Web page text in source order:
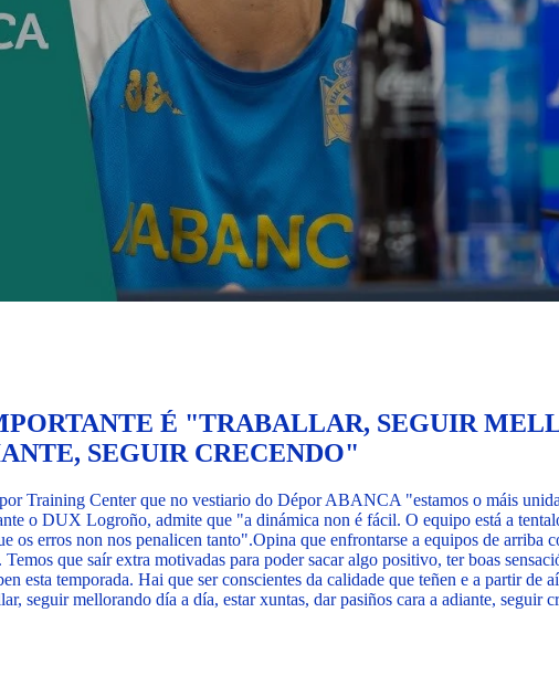
É "TRABALLAR, SEGUIR
SEGUIR CRECENDO"
Training Center que no vestiario do Dépor ABANCA "estamos o máis
o DUX Logroño, admite que "a dinámica non é fácil. O equipo está a
os erros non nos penalicen tanto".Opina que enfrontarse a equipos de arriba
que saír extra motivadas para poder sacar algo positivo, ter boas
esta temporada. Hai que ser conscientes da calidade que teñen e a partir de
seguir mellorando día a día, estar xuntas, dar pasiños cara a adiante,